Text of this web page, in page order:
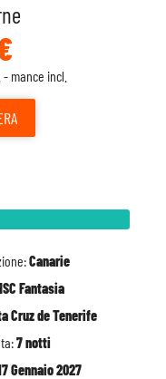
mance incl.
Canarie
Fantasia
Cruz de Tenerife
7 notti
Gennaio 2027